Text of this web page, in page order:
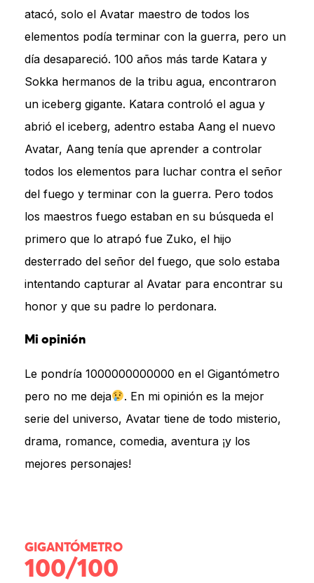
atacó, solo el Avatar maestro de todos los
elementos podía terminar con la guerra, pero un
día desapareció. 100 años más tarde Katara y
Sokka hermanos de la tribu agua, encontraron
un iceberg gigante. Katara controló el agua y
abrió el iceberg, adentro estaba Aang el nuevo
Avatar, Aang tenía que aprender a controlar
todos los elementos para luchar contra el señor
del fuego y terminar con la guerra. Pero todos
los maestros fuego estaban en su búsqueda el
primero que lo atrapó fue Zuko, el hijo
desterrado del señor del fuego, que solo estaba
intentando capturar al Avatar para encontrar su
honor y que su padre lo perdonara.
Mi opinión
Le pondría 1000000000000 en el Gigantómetro
pero no me deja
. En mi opinión es la mejor
serie del universo, Avatar tiene de todo misterio,
drama, romance, comedia, aventura ¡y los
mejores personajes!
GIGANTÓMETRO
100/100